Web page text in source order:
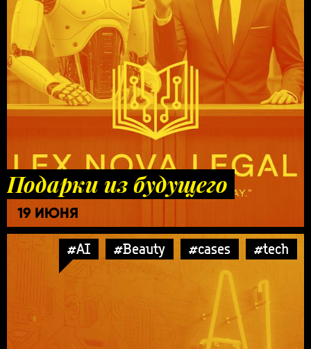
Подарки из будущего
19 ИЮНЯ
#AI #Beauty #cases #tech